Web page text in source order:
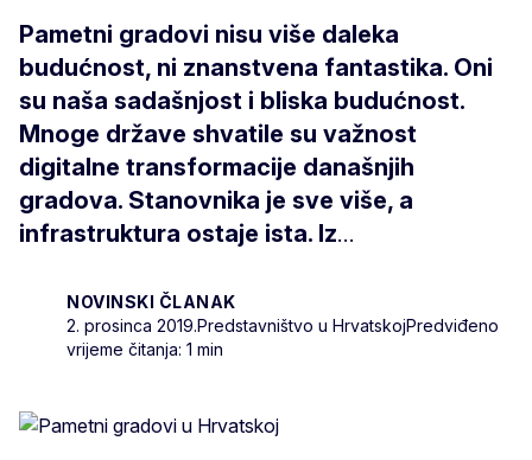
Pametni gradovi nisu više daleka
budućnost, ni znanstvena fantastika. Oni
su naša sadašnjost i bliska budućnost.
Mnoge države shvatile su važnost
digitalne transformacije današnjih
gradova. Stanovnika je sve više, a
infrastruktura ostaje ista. Iz...
NOVINSKI ČLANAK
2. prosinca 2019.Predstavništvo u HrvatskojPredviđeno
vrijeme čitanja: 1 min